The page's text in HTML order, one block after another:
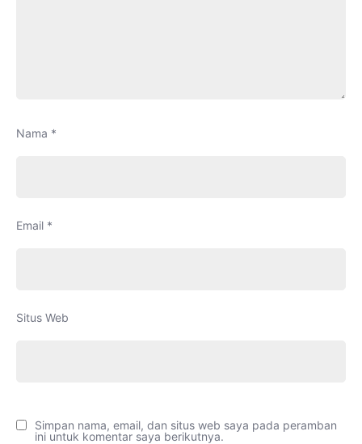
Nama *
Email *
Situs Web
Simpan nama, email, dan situs web saya pada peramban
ini untuk komentar saya berikutnya.